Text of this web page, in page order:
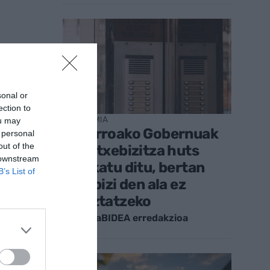
or
to
may
of the
List of
EKONOMIA
Nafarroako Gobernuak
115 etxebizitza huts
ikuskatu ditu, bertan
inor bizi den ala ez
egiaztatzeko
EnpresaBIDEA erredakzioa